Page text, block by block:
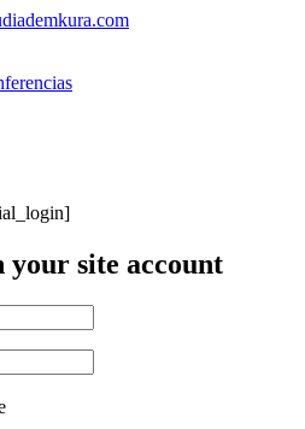
site account